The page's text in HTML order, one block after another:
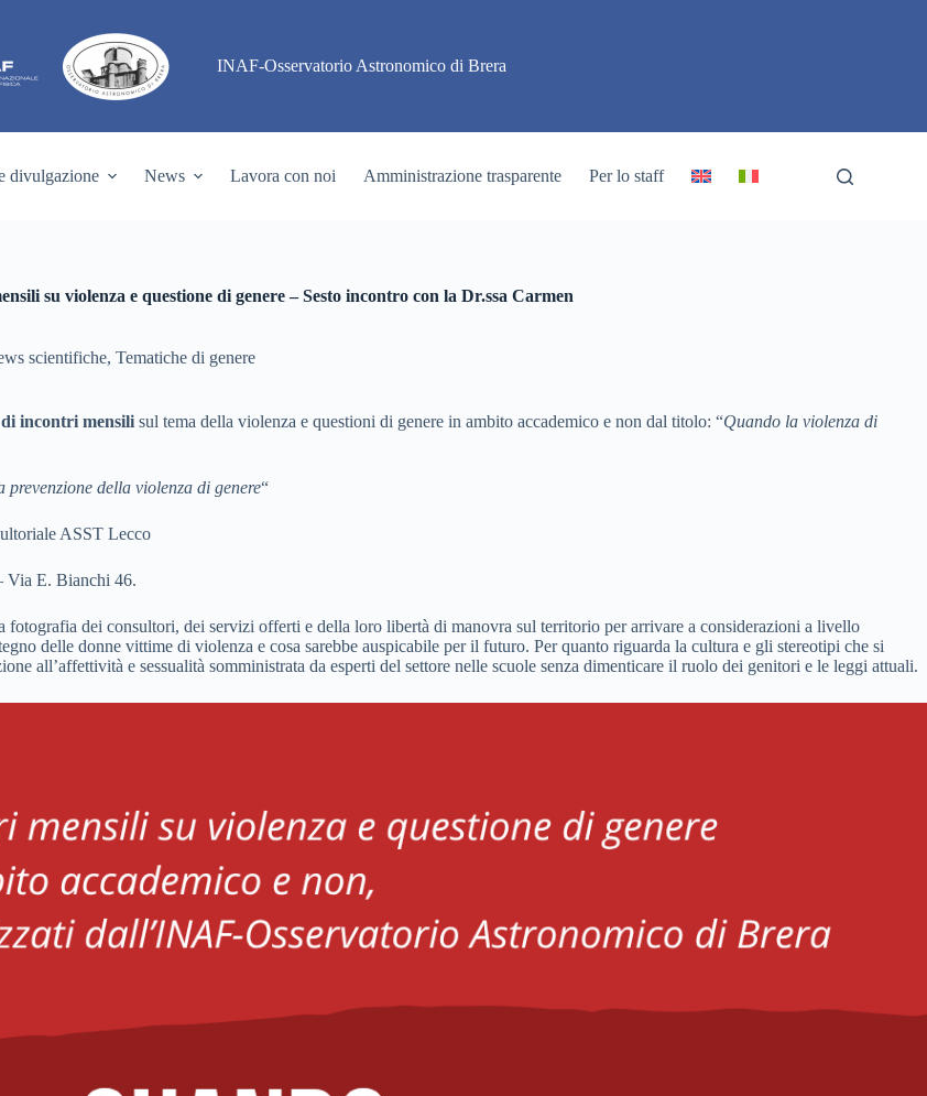
INAF-Osservatorio Astronomico di Brera
divulgazione News Lavora con noi Amministrazione trasparente Per lo staff
su violenza e questione di genere – Sesto incontro con la Dr.ssa Carmen
scientifiche, Tematiche di genere
incontri mensili sul tema della violenza e questioni di genere in ambito accademico e non dal titolo: “Quando la violenza di
della violenza di genere“
ASST Lecco
Via E. Bianchi 46.
fotografia dei consultori, dei servizi offerti e della loro libertà di manovra sul territorio per arrivare a considerazioni a livello
delle donne vittime di violenza e cosa sarebbe auspicabile per il futuro. Per quanto riguarda la cultura e gli stereotipi che si
all’affettività e sessualità somministrata da esperti del settore nelle scuole senza dimenticare il ruolo dei genitori e le leggi attuali.